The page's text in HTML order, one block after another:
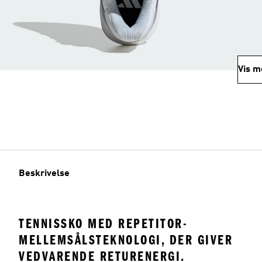
Vis
Beskrivelse
TENNISSKO MED REPETITOR-
MELLEMSÅLSTEKNOLOGI, DER GIVER
VEDVARENDE RETURENERGI.